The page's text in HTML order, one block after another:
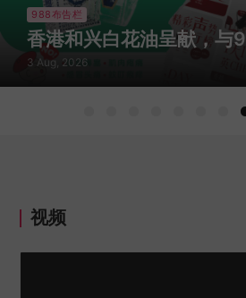
988布告栏
香港和兴白花油呈献，与
3 Aug, 2026
视频